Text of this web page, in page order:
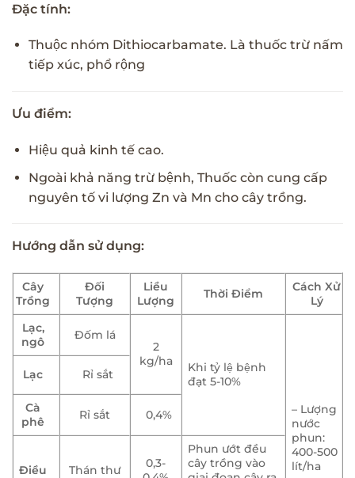
Đặc tính:
Thuộc nhóm Dithiocarbamate. Là thuốc trừ nấm
tiếp xúc, phổ rộng
Ưu điểm:
Hiệu quả kinh tế cao.
Ngoài khả năng trừ bệnh, Thuốc còn cung cấp
nguyên tố vi lượng Zn và Mn cho cây trồng.
Hướng dẫn sử dụng:
Cây
Trồng
Đối
Tượng
Liều
Lượng
Thời Điểm
Cách Xử
Lý
Lạc,
ngô
Đốm lá
2
kg/ha
Khi tỷ lệ bệnh
đạt 5-10%
– Lượng
nước
phun:
400-500
lít/ha
Lạc Rỉ sắt
Cà
phê
Rỉ sắt 0,4%
Điều Thán thư
0,3-
Phun ướt đều
cây trồng vào